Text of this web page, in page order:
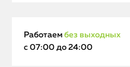
Работаем без выходных
с 07:00 до 24:00